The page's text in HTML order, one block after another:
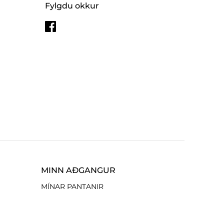
Fylgdu okkur
MINN AÐGANGUR
MÍNAR PANTANIR